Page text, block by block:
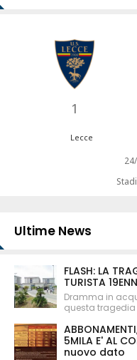
1
Lecce
Ultime News
FLASH: LA
TURISTA
Dramma in
questa tragedia
5MILA E' AL
nuovo dato